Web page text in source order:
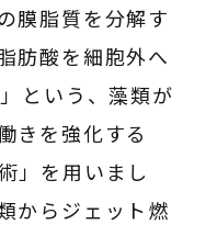
膜脂質を分解す
肪酸を細胞外へ
という、藻類が
きを強化する
」を用いまし
からジェット燃